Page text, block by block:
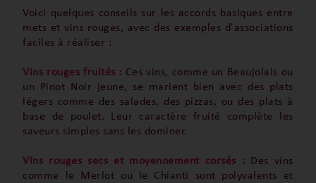
Voici quelques conseils sur les accords basiques entre
mets et vins rouges, avec des exemples d'associations
faciles à réaliser :
Vins rouges fruités : Ces vins, comme un Beaujolais ou
un Pinot Noir jeune, se marient bien avec des plats
légers comme des salades, des pizzas, ou des plats à
base de poulet. Leur caractère fruité complète les
saveurs simples sans les dominer.
Vins rouges secs et moyennement corsés : Des vins
comme le Merlot ou le Chianti sont polyvalents et